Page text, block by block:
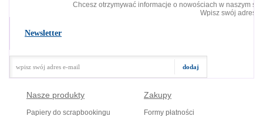
Chcesz otrzymywać informacje o nowościach w naszym
Wpisz swój adres
Newsletter
Nasze produkty
Papiery do scrapbookingu
Zakupy
Formy płatności